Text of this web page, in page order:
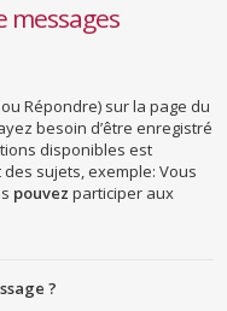
messages
Répondre) sur la page du
besoin d’être enregistré
disponibles est
sujets, exemple: Vous
pouvez participer aux
?